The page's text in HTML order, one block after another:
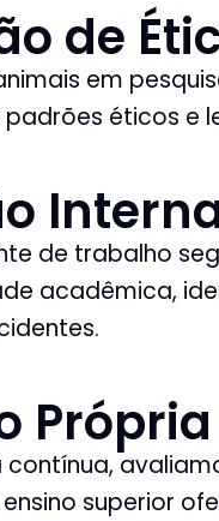
de
em
éticos e
de trabalho
acadêmica,
superior